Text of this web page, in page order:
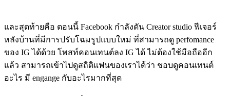
และสุดท้ายคือ ตอนนี้ Facebook กำลังดัน Creator studio ฟีเจอร์
หลังบ้านที่มีการปรับโฉมรูปแบบใหม่ ที่สามารถดู perfomance
ของ IG ได้ด้วย โพสท์คอนเทนต์ลง IG ได้ ไม่ต้องใช้มือถืออีก
แล้ว สามารถเข้าไปดูสถิติแฟนของเราได้ว่า ชอบดูคอนเทนต์
อะไร มี engange กับอะไรมากที่สุด